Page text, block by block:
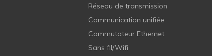
Réseau de transmission
Communication unifiée
Commutateur Ethernet
Sans fil/Wifi